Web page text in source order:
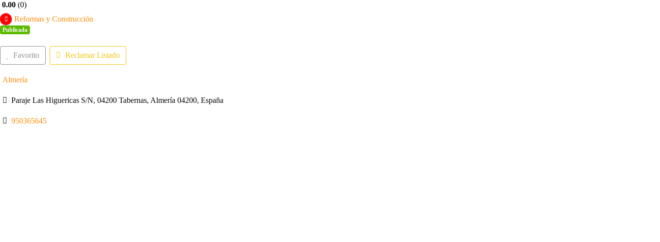
0.00 0
Reformas y Construcción
Publicada
Favorito Reclamar Listado
Almería
Paraje Las Higuericas S/N, 04200 Tabernas, Almería 04200, España
950365645